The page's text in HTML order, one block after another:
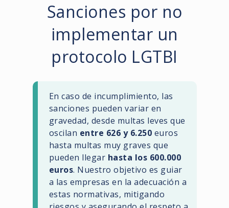
Sanciones por no
implementar un
protocolo LGTBI
En caso de incumplimiento, las
sanciones pueden variar en
gravedad, desde multas leves que
oscilan entre 626 y 6.250 euros
hasta multas muy graves que
pueden llegar hasta los 600.000
euros. Nuestro objetivo es guiar
a las empresas en la adecuación a
estas normativas, mitigando